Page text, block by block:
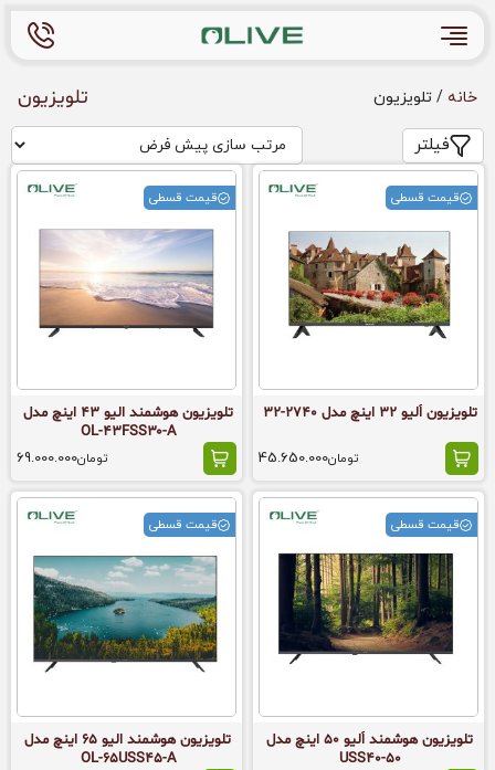
خانه / تلویزیون تلویزیون
فیلتر
قیمت قسطی
تلویزیون اُلیو 32 اینچ مدل 2740-32
تومان45.650.000
قیمت قسطی
تلویزیون هوشمند الیو 43 اینچ مدل
OL-۴۳FSS۳۰-A
تومان69.000.000
قیمت قسطی
تلویزیون هوشمند اُلیو 50 اینچ مدل
50-USS40
قیمت قسطی
تلویزیون هوشمند الیو 65 اینچ مدل
OL-۶۵USS۴۵-A